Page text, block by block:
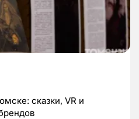
сказки, VR и